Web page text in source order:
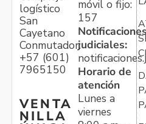
logístico
San
Cayetano
Conmutador:
+57 (601)
7965150
VENTA
NILLA
móvil o fijo:
157
judiciales:
Horario de
atención
Lunes a
viernes